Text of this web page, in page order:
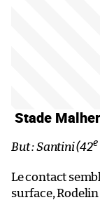
Stade
But : Santini (42e
Le contact
surface,